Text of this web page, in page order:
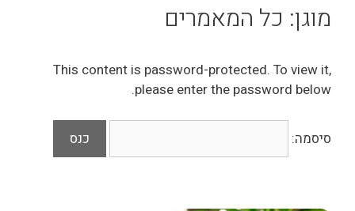
מוגן: כל המאמרים
This content is password-protected. To view it,
please enter the password below.
סיסמה: